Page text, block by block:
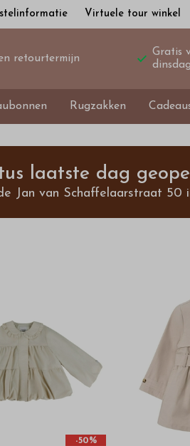
Virtuele tour winkel
retourtermijn
Gratis
Rugzakken
laatste dag
Jan van Schaffelaarstraat 50
-50%